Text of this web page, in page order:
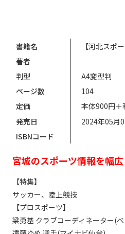
書籍名
【河北スポ
著者
判型
A4変型判
ページ数
104
定価
本体900円＋
発売日
2024年05月
ISBNコード
宮城のスポーツ情報を幅広
【特集】
サッカー、陸上競技
【プロスポーツ】
梁勇基 クラブコーディネーター(